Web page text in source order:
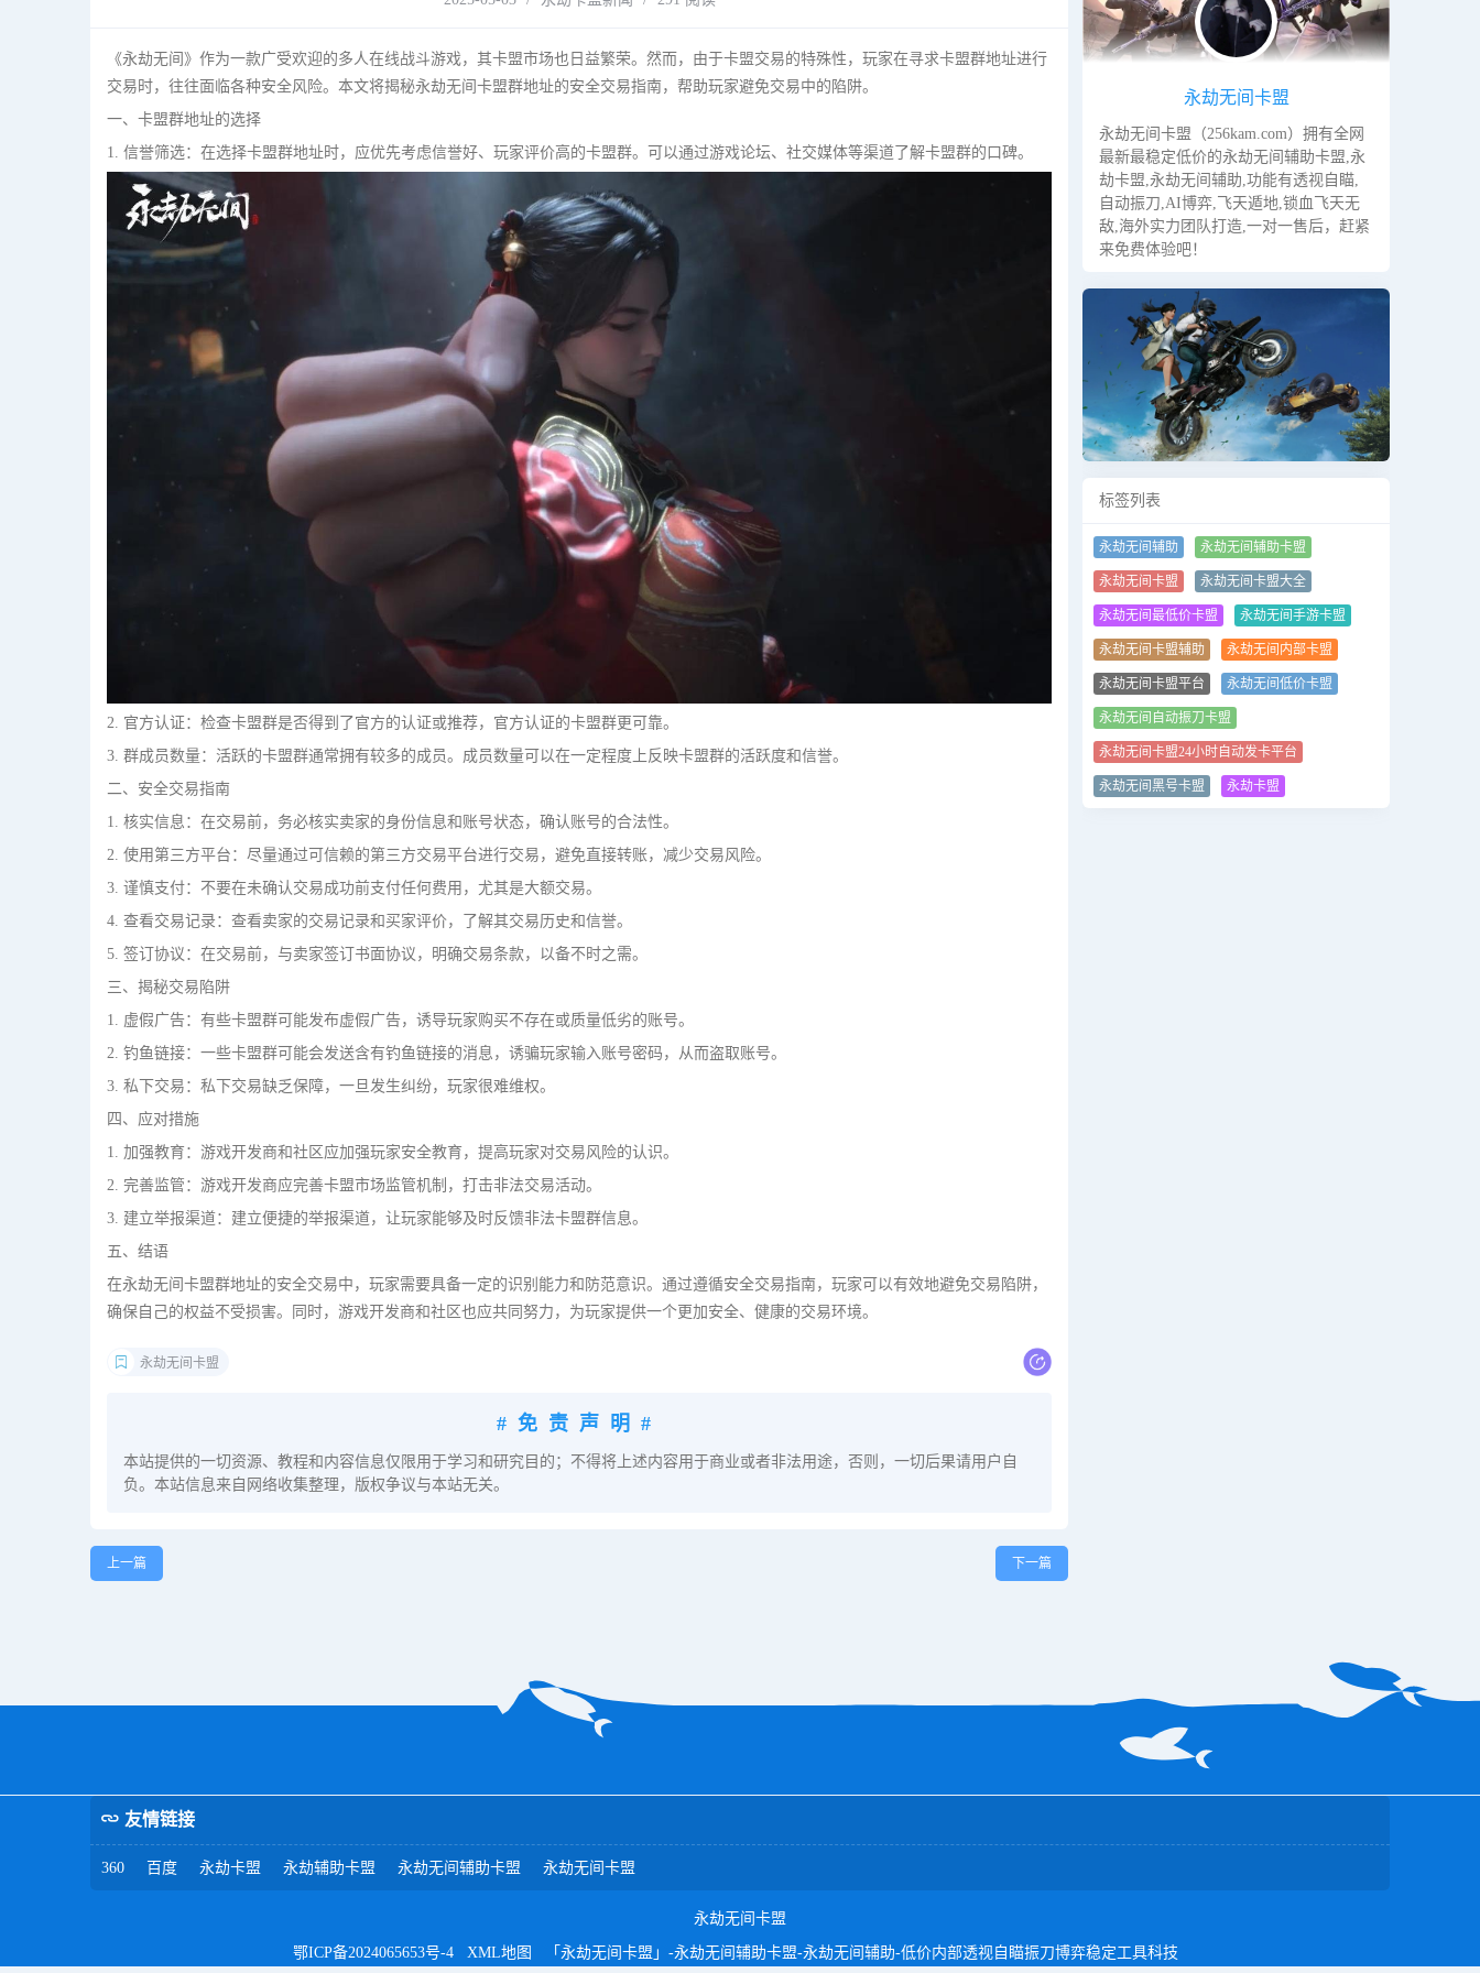
《永劫无间》作为一款广受欢迎的多人在线战斗游戏，其卡盟市场也日益繁荣。然而，由于卡盟交易的特殊性，玩家在寻求卡盟群地址进行
交易时，往往面临各种安全风险。本文将揭秘永劫无间卡盟群地址的安全交易指南，帮助玩家避免交易中的陷阱。
一、卡盟群地址的选择
1. 信誉筛选：在选择卡盟群地址时，应优先考虑信誉好、玩家评价高的卡盟群。可以通过游戏论坛、社交媒体等渠道了解卡盟群的口碑。
2. 官方认证：检查卡盟群是否得到了官方的认证或推荐，官方认证的卡盟群更可靠。
3. 群成员数量：活跃的卡盟群通常拥有较多的成员。成员数量可以在一定程度上反映卡盟群的活跃度和信誉。
二、安全交易指南
1. 核实信息：在交易前，务必核实卖家的身份信息和账号状态，确认账号的合法性。
2. 使用第三方平台：尽量通过可信赖的第三方交易平台进行交易，避免直接转账，减少交易风险。
3. 谨慎支付：不要在未确认交易成功前支付任何费用，尤其是大额交易。
4. 查看交易记录：查看卖家的交易记录和买家评价，了解其交易历史和信誉。
5. 签订协议：在交易前，与卖家签订书面协议，明确交易条款，以备不时之需。
三、揭秘交易陷阱
1. 虚假广告：有些卡盟群可能发布虚假广告，诱导玩家购买不存在或质量低劣的账号。
2. 钓鱼链接：一些卡盟群可能会发送含有钓鱼链接的消息，诱骗玩家输入账号密码，从而盗取账号。
3. 私下交易：私下交易缺乏保障，一旦发生纠纷，玩家很难维权。
四、应对措施
1. 加强教育：游戏开发商和社区应加强玩家安全教育，提高玩家对交易风险的认识。
2. 完善监管：游戏开发商应完善卡盟市场监管机制，打击非法交易活动。
3. 建立举报渠道：建立便捷的举报渠道，让玩家能够及时反馈非法卡盟群信息。
五、结语
在永劫无间卡盟群地址的安全交易中，玩家需要具备一定的识别能力和防范意识。通过遵循安全交易指南，玩家可以有效地避免交易陷阱，
确保自己的权益不受损害。同时，游戏开发商和社区也应共同努力，为玩家提供一个更加安全、健康的交易环境。
永劫无间卡盟
#免责声明#
本站提供的一切资源、教程和内容信息仅限用于学习和研究目的；不得将上述内容用于商业或者非法用途，否则，一切后果请用户自
负。本站信息来自网络收集整理，版权争议与本站无关。
上一篇 下一篇
永劫无间卡盟
永劫无间卡盟（256kam.com）拥有全网
最新最稳定低价的永劫无间辅助卡盟,永
劫卡盟,永劫无间辅助,功能有透视自瞄,
自动振刀,AI博弈,飞天遁地,锁血飞天无
敌,海外实力团队打造,一对一售后，赶紧
来免费体验吧！
标签列表
永劫无间辅助 永劫无间辅助卡盟
永劫无间卡盟 永劫无间卡盟大全
永劫无间最低价卡盟 永劫无间手游卡盟
永劫无间卡盟辅助 永劫无间内部卡盟
永劫无间卡盟平台 永劫无间低价卡盟
永劫无间自动振刀卡盟
永劫无间卡盟24小时自动发卡平台
永劫无间黑号卡盟 永劫卡盟
友情链接
360 百度 永劫卡盟 永劫辅助卡盟 永劫无间辅助卡盟 永劫无间卡盟
永劫无间卡盟
鄂ICP备2024065653号-4 XML地图 「永劫无间卡盟」-永劫无间辅助卡盟-永劫无间辅助-低价内部透视自瞄振刀博弈稳定工具科技